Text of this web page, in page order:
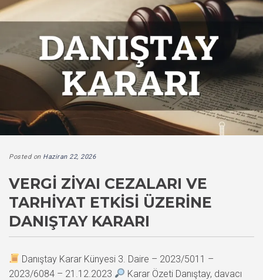
Posted on Haziran 22, 2026
VERGI ZIYAI CEZALARI VE
TARHIYAT ETKISI ÜZERINE
DANIŞTAY KARARI
Danıştay Karar Künyesi 3. Daire – 2023/5011 –
2023/6084 – 21.12.2023
Karar Özeti Danıştay, davacı